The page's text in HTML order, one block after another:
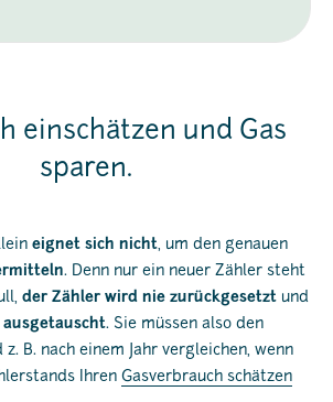
einschätzen und Gas
sparen.
eignet sich nicht, um den genauen
. Denn nur ein neuer Zähler steht
der Zähler wird nie zurückgesetzt und
ausgetauscht. Sie müssen also den
B. nach einem Jahr vergleichen, wenn
Ihren Gasverbrauch schätzen